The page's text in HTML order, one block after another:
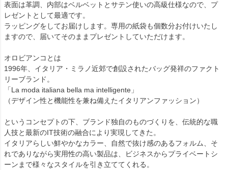
表面は革調、内部はベルベットとサテン使いの高級仕様なので、プ
レゼントとして最適です。
ラッピングをしてお届けします。専用の紙袋も個数分お付けいたし
ますので、届いてそのままプレゼントしていただけます。
オロビアンコとは
1996年、イタリア・ミラノ近郊で創設されたバッグ発祥のファクト
リーブランド。
「La moda italiana bella ma intelligente」
（デザイン性と機能性を兼ね備えたイタリアンファッション）
というコンセプトの下、ブランド独自のものづくりを、伝統的な職
人技と最新のIT技術の融合により実現してきた。
イタリアらしい鮮やかなカラー、自然で抜け感のあるフォルム、そ
れでありながら実用性の高い製品は、ビジネスからプライベートシ
ーンまで様々なスタイルを引き立ててくれる。